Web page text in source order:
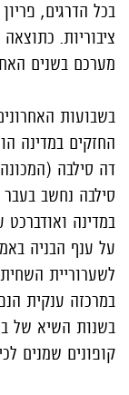
בכל הדרגים,
ציבוריות.
מערכם בשנים
בשבועות
החזקים במדינה
דה סילבה
סילבה נחשב בעבר
במדינה
על ענף הבניה
לשערוריית
במרכזה ענקית
בשנות השיא של
קופונים שמנים